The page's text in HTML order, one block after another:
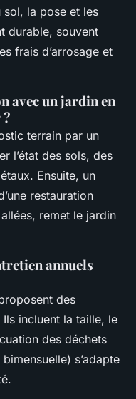
la pose et les
durable, souvent
frais d’arrosage et
avec un jardin en
terrain par un
l’état des sols, des
Ensuite, un
restauration
remet le jardin
annuels
des
Ils incluent la taille, le
des déchets
s’adapte